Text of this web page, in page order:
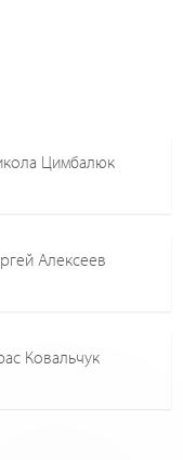
Цимбалюк
Алексеев
Ковальчук